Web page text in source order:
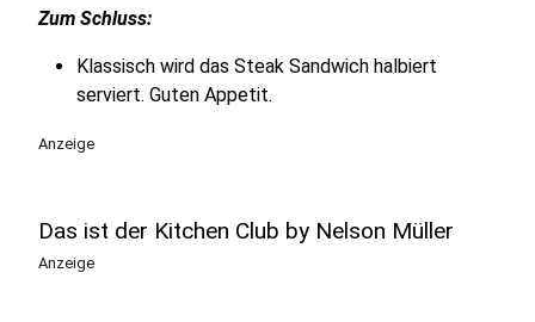
Zum Schluss:
Klassisch wird das Steak Sandwich halbiert
serviert. Guten Appetit.
Anzeige
Das ist der Kitchen Club by Nelson Müller
Anzeige